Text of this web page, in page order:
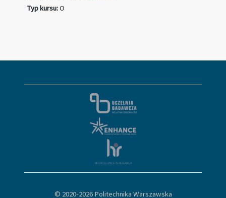
Typ kursu:O
© 2020-2026 Politechnika Warszawska